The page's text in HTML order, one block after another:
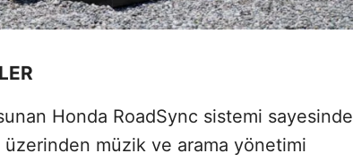
Honda RoadSync sistemi sayesinde
üzerinden müzik ve arama yönetimi